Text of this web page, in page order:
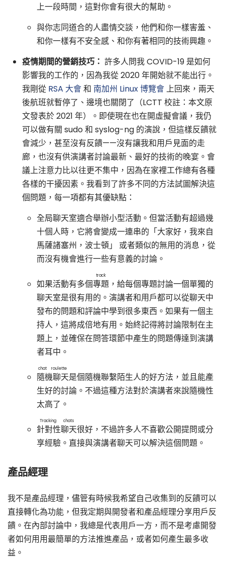
上一段時間，這對你會有很大的幫助。
與你志同道合的人盡情交談，他們和你一樣害羞、
和你一樣有不安全感、和你有著相同的技術興趣。
疫情期間的營銷技巧： 許多人問我 COVID-19 是如何
影響我的工作的，因為我從 2020 年開始就不能出行。
我剛從 RSA 大會和 南加州 Linux 博覽會上回來，兩天
後航班就暫停了、邊境也關閉了（LCTT 校註：本文原
文發表於 2021 年）。即使現在也在開虛擬會議，我仍
可以做有關 sudo 和 syslog-ng 的演說，但這樣反饋就
會減少，甚至沒有反饋——沒有讓我和用戶見面的走
廊，也沒有供演講者討論最新、最好的技術的晚宴。會
議上注意力比以往更不集中，因為在家裡工作總有各種
各樣的干擾因素。我看到了許多不同的方法試圖解決這
個問題，每一項都有其優缺點：
全局聊天室適合舉辦小型活動。但當活動有超過幾
十個人時，它將會變成一連串的「大家好，我來自
馬薩諸塞州，波士頓」 或者類似的無用的消息，從
而沒有機會進行一些有意義的討論。
如果活動有多個專題
track
，給每個專題討論一個單獨的
聊天室是很有用的。演講者和用戶都可以從聊天中
發布的問題和評論中學到很多東西。如果有一個主
持人，這將成倍地有用。始終記得將討論限制在主
題上，並確保在問答環節中產生的問題傳達到演講
者耳中。
隨機聊天
chat roulette
是個隨機聯繫陌生人的好方法，並且能產
生好的討論。不過這種方法對於演講者來說隨機性
太高了。
針對性聊天
Tracking chats
很好，不過許多人不喜歡公開提問或分
享經驗。直接與演講者聊天可以解決這個問題。
產品經理
我不是產品經理，儘管有時候我希望自己收集到的反饋可以
直接轉化為功能，但我定期與開發者和產品經理分享用戶反
饋。在內部討論中，我總是代表用戶一方，而不是考慮開發
者如何用用最簡單的方法推進產品，或者如何產生最多收
益。